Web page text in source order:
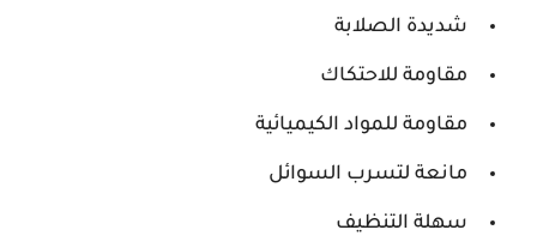
شديدة الصلابة
مقاومة للاحتكاك
مقاومة للمواد الكيميائية
مانعة لتسرب السوائل
سهلة التنظيف